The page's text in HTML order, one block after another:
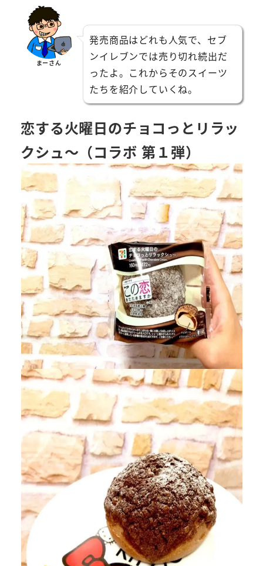
まーさん
発売商品はどれも人気で、セブ
ンイレブンでは売り切れ続出だ
ったよ。これからそのスイーツ
たちを紹介していくね。
恋する火曜日のチョコっとリラッ
クシュ～（コラボ 第１弾）